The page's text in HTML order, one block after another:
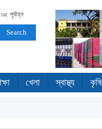
পূর্বাহ্ন
Search
খেলা স্বাস্থ্য কৃষি